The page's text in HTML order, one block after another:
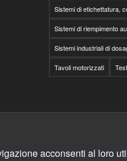
Sistemi di etichettatura,
Sistemi di riempimento
Sistemi industriali di
Tavoli motorizzati
acconsenti al loro